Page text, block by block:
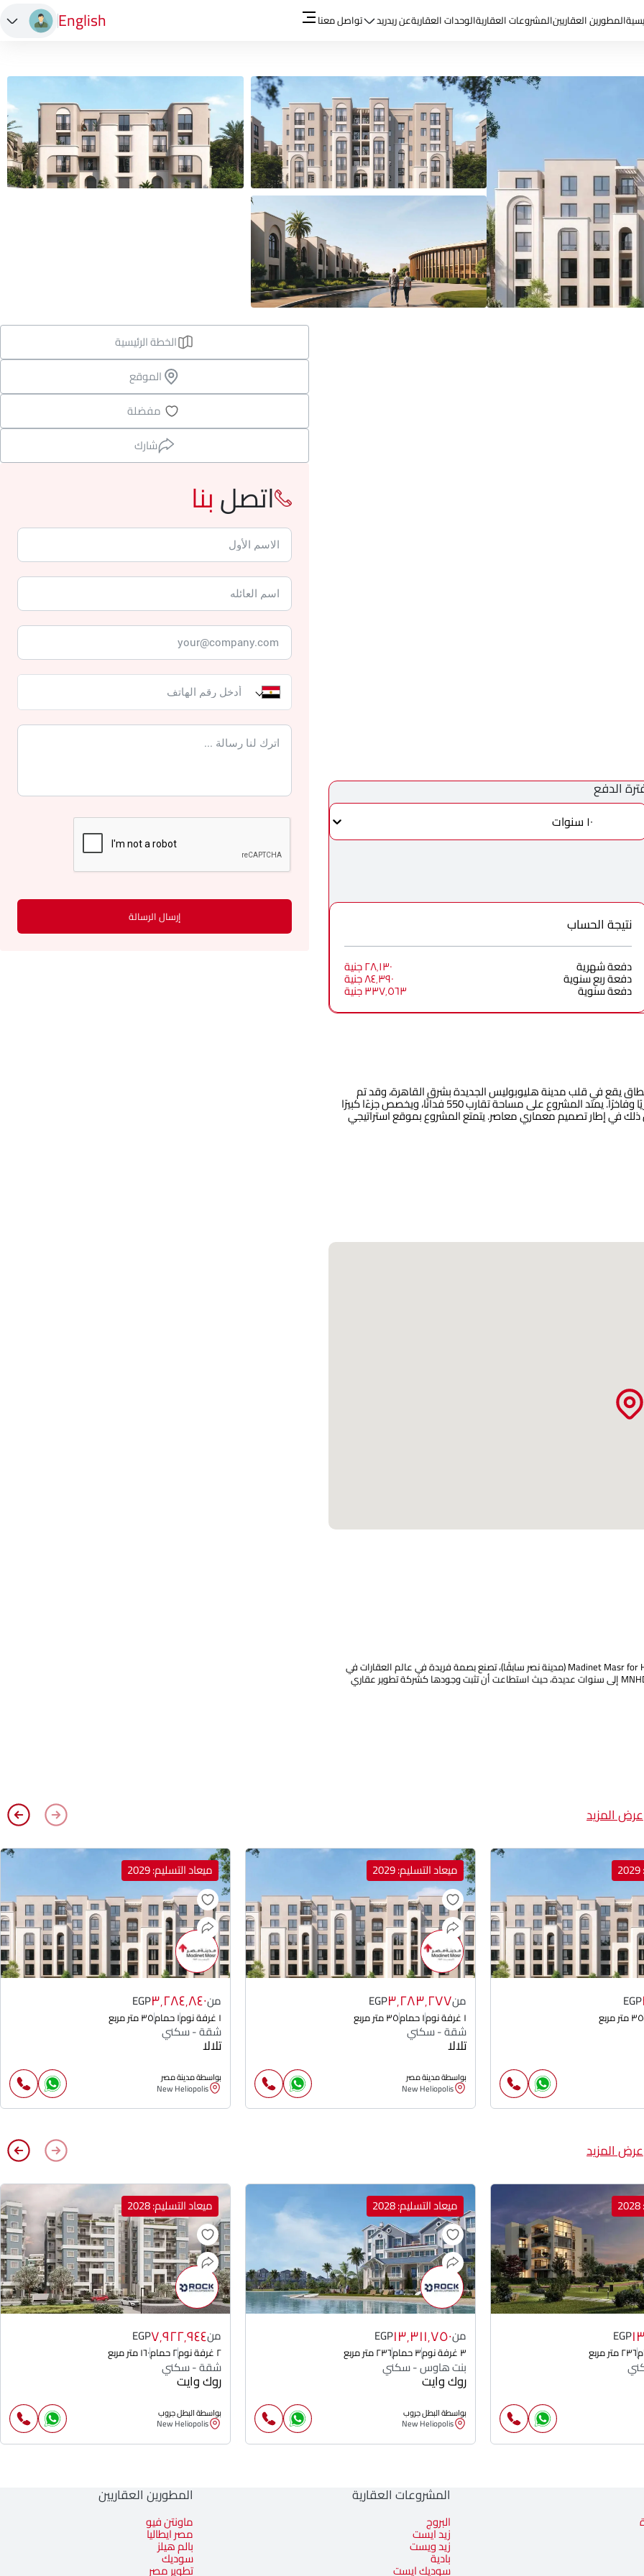
المطورين العقاريينالمشروعات العقاريةالوحدات العقاريةعن ريدريد تواصل معنا English
الدفع
١٠ سنوات
نتيجة الحساب
دفعة شهرية ٢٨٬١٣٠ جنية
دفعة ربع سنوية ٨٤٬٣٩٠ جنية
دفعة سنوية ٣٣٧٬٥٦٣ جنية
يقع في قلب مدينة هليوبوليس الجديدة بشرق القاهرة، وقد تم
تصميمه من قبل شركة مدينة مصر للإسكان والتعمير ليقدم أسلوب حياة عصريًا وفاخرًا. يمتد المشروع على مساحة تقارب 550 فدانًا، ويخصص جزءًا كبيرًا
في إطار تصميم معماري معاصر. يتمتع المشروع بموقع استراتيجي
منذ تأسيسها، استطاعت شركة مدينة مصر للإسكان والتعمير Madinet Masr for Housing & Development (مدينة نصر سابقًا)، تصنع بصمة فريدة في عالم العقارات في
مصر، حيث تجمع بين التاريخ الطويل والالتزام الدائم بتقديم الجودة والتنوع. وتعود جذور MNHD إلى سنوات عديدة، حيث استطاعت أن تثبت وجودها كشركة تطوير عقاري
الخطة الرئيسية
الموقع
مفضلة
شارك
اتصلبنا
إرسال الرسالة
عرض المزيد
EGP
٣٥ متر مربع
ميعاد التسليم: 2029
من٣٬٢٨٣٬٢٧٧EGP
١ غرفة نوم ١ حمام ٣٥ متر مربع
شقة - سكني
تلالا
بواسطة مدينة مصر
New Heliopolis
ميعاد التسليم: 2029
من٣٬٢٨٤٬٨٤٠EGP
١ غرفة نوم ١ حمام ٣٥ متر مربع
شقة - سكني
تلالا
بواسطة مدينة مصر
New Heliopolis
عرض المزيد
EGP
٢٣٦ متر مربع
ميعاد التسليم: 2028
من١٣٬٣١١٬٧٥٠EGP
٣ غرفة نوم ٣ حمام ٢٣٦ متر مربع
بنت هاوس - سكني
روك وايت
بواسطة البطل جروب
New Heliopolis
ميعاد التسليم: 2028
من٧٬٩٢٢٬٩٤٤EGP
٢ غرفة نوم ٢ حمام ١٦٠ متر مربع
شقة - سكني
روك وايت
بواسطة البطل جروب
New Heliopolis
المشروعات العقارية
البروج
زيد ايست
زيد ويست
بادية
سوديك ايست
المطورين العقاريين
ماونتن فيو
مصر ايطاليا
بالم هيلز
سوديك
تطوير مصر